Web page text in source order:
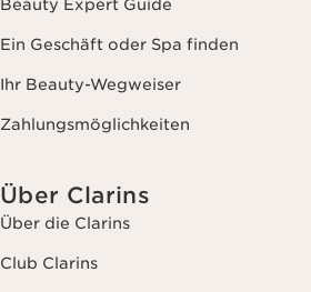
Beauty Expert Guide
Ein Geschäft oder Spa finden
Ihr Beauty-Wegweiser
Zahlungsmöglichkeiten
Über Clarins
Über die Clarins
Club Clarins